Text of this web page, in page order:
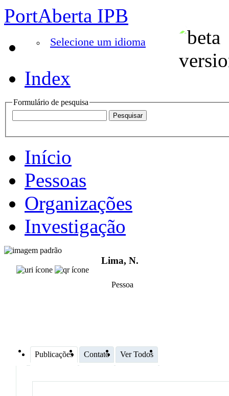
PortAberta IPB
Selecione um idioma
Index
Formulário de pesquisa
Início
Pessoas
Organizações
Investigação
Lima, N.
Pessoa
Publicações Contato Ver Todos